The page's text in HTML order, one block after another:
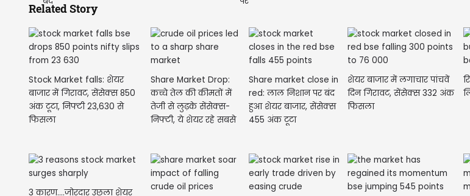
Related Story
Stock Market falls: शेयर
बाजार में गिरावट, सेंसेक्स 850
अंक टूटा, निफ्टी 23,630 से
फिसला
Share Market Drop:
कच्चे तेल की कीमतों में
तेजी से लुढ़के सेंसेक्स-
निफ्टी, ये शेयर रहे सबसे
Share market close in
red: लाल निशान पर बंद
हुआ शेयर बाजार, सेंसेक्स
455 अंक टूटा
शेयर बाजार में लगाचार पांचवें
दिन गिरावट, सेंसेक्स 332 अंक
फिसला
3 कारण....जोरदार उछला शेयर